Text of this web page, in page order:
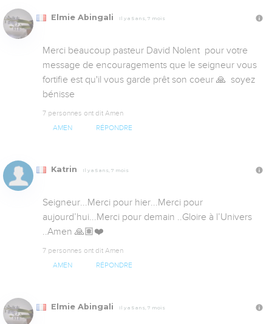
Elmie Abingali Il y a 5 ans, 7 mois
Merci beaucoup pasteur David Nolent  pour votre
message de encouragements que le seigneur vous
fortifie est qu'il vous garde prêt son coeur 🙏  soyez
bénisse
7 personnes ont dit Amen
AMEN RÉPONDRE
Katrin Il y a 5 ans, 7 mois
Seigneur...Merci pour hier...Merci pour
aujourd’hui...Merci pour demain ..Gloire à l’Univers
..Amen 🙏🏽❤️
7 personnes ont dit Amen
AMEN RÉPONDRE
Elmie Abingali Il y a 5 ans, 7 mois